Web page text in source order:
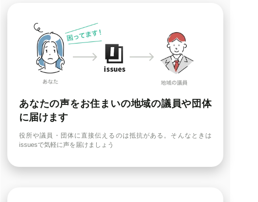
あなたの声をお住まいの地域の議員や団体
に届けます
役所や議員・団体に直接伝えるのは抵抗がある。そんなときは
issuesで気軽に声を届けましょう